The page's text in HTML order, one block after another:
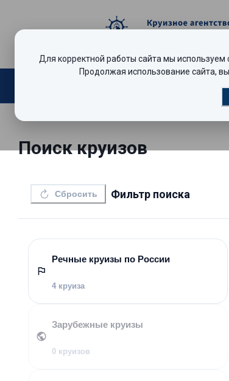
Поиск круизов
Сбросить Фильтр поиска
Речные круизы по России
4 круиза
Зарубежные круизы
0 круизов
Для корректной работы сайта мы используем
Продолжая использование сайта,